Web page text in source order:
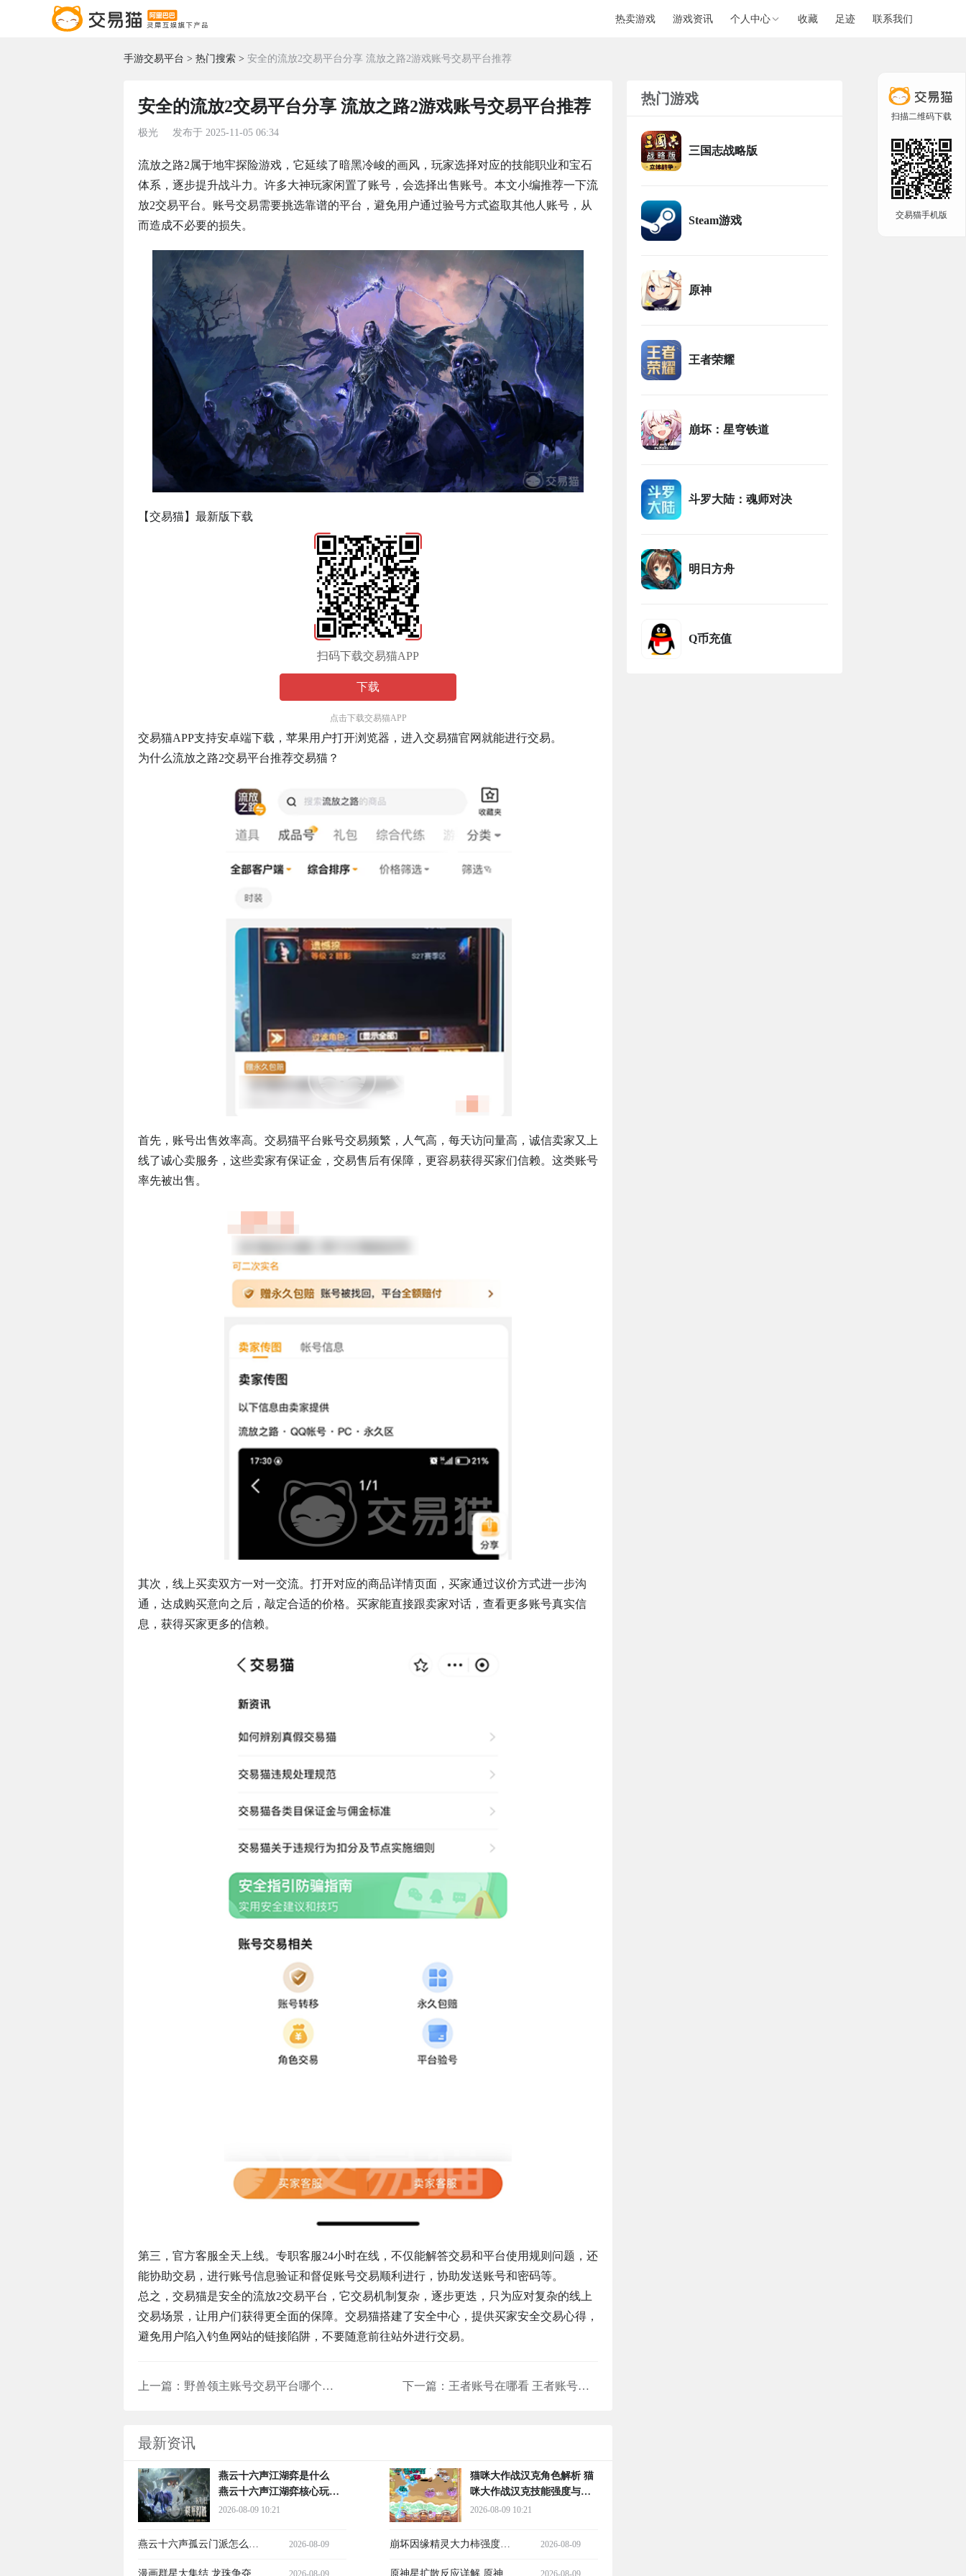
热卖游戏 游戏资讯 个人中心 收藏 足迹 联系我们
手游交易平台 热门搜索 安全的流放2交易平台分享 流放之路2游戏账号交易平台推荐
安全的流放2交易平台分享 流放之路2游戏账号交易平台推荐
极光 发布于 2025-11-05 06:34
流放之路2属于地牢探险游戏，它延续了暗黑冷峻的画风，玩家选择对应的技能职业和宝石
体系，逐步提升战斗力。许多大神玩家闲置了账号，会选择出售账号。本文小编推荐一下流
放2交易平台。账号交易需要挑选靠谱的平台，避免用户通过验号方式盗取其他人账号，从
而造成不必要的损失。
【交易猫】最新版下载
扫码下载交易猫APP
下载
点击下载交易猫APP
交易猫APP支持安卓端下载，苹果用户打开浏览器，进入交易猫官网就能进行交易。
为什么流放之路2交易平台推荐交易猫？
首先，账号出售效率高。交易猫平台账号交易频繁，人气高，每天访问量高，诚信卖家又上
线了诚心卖服务，这些卖家有保证金，交易售后有保障，更容易获得买家们信赖。这类账号
率先被出售。
其次，线上买卖双方一对一交流。打开对应的商品详情页面，买家通过议价方式进一步沟
通，达成购买意向之后，敲定合适的价格。买家能直接跟卖家对话，查看更多账号真实信
息，获得买家更多的信赖。
第三，官方客服全天上线。专职客服24小时在线，不仅能解答交易和平台使用规则问题，还
能协助交易，进行账号信息验证和督促账号交易顺利进行，协助发送账号和密码等。
总之，交易猫是安全的流放2交易平台，它交易机制复杂，逐步更迭，只为应对复杂的线上
交易场景，让用户们获得更全面的保障。交易猫搭建了安全中心，提供买家安全交易心得，
避免用户陷入钓鱼网站的链接陷阱，不要随意前往站外进行交易。
上一篇： 野兽领主账号交易平台哪个靠谱 安全的野兽领主账号交易平台推荐 下一篇： 王者账号在哪看 王者账号交易平台推荐
最新资讯
燕云十六声江湖弈是什么
燕云十六声江湖弈核心玩法
与入门指南
2026-08-09 10:21
燕云十六声孤云门派怎么样
燕云十六声新门派孤云全面
2026-08-09
漫画群星大集结 龙珠争夺战 2026-08-09
猫咪大作战汉克角色解析 猫
咪大作战汉克技能强度与实
战表现
2026-08-09 10:21
崩坏因缘精灵大力柿强度解
析 崩坏因缘精灵大力柿技能
2026-08-09
原神星扩散反应详解 原神元 2026-08-09
热门游戏
三国志战略版
Steam游戏
原神
王者荣耀
崩坏：星穹铁道
斗罗大陆：魂师对决
明日方舟
Q币充值
扫描二维码下载
交易猫手机版